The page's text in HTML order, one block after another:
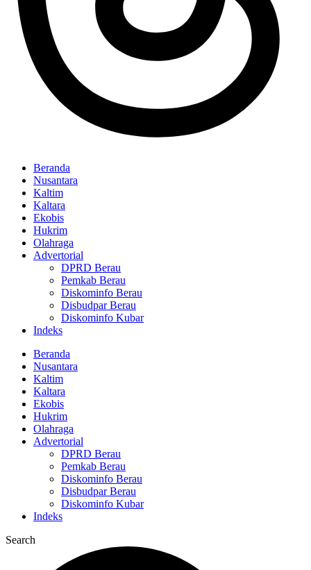
Beranda
Nusantara
Kaltim
Kaltara
Ekobis
Hukrim
Olahraga
Advertorial
DPRD Berau
Pemkab Berau
Diskominfo Berau
Disbudpar Berau
Diskominfo Kubar
Indeks
Beranda
Nusantara
Kaltim
Kaltara
Ekobis
Hukrim
Olahraga
Advertorial
DPRD Berau
Pemkab Berau
Diskominfo Berau
Disbudpar Berau
Diskominfo Kubar
Indeks
Search